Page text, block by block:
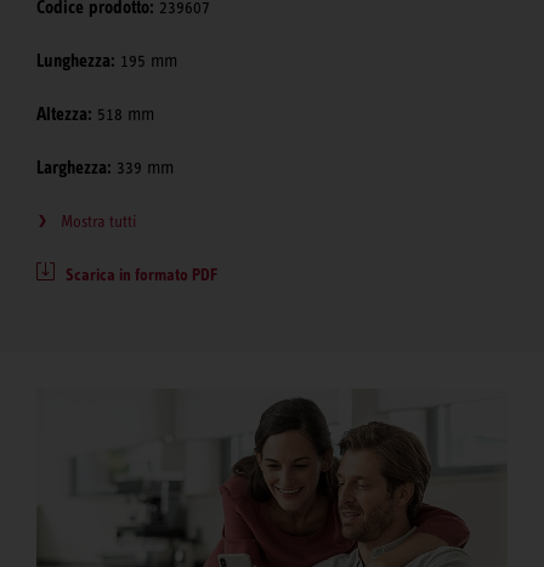
Codice prodotto: 239607
Lunghezza: 195 mm
Altezza: 518 mm
Larghezza: 339 mm
Mostra tutti
Scarica in formato PDF